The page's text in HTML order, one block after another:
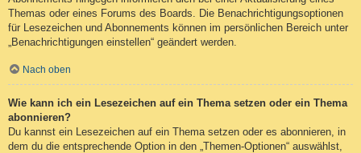
Themas oder eines Forums des Boards. Die Benachrichtigungsoptionen
für Lesezeichen und Abonnements können im persönlichen Bereich unter
„Benachrichtigungen einstellen“ geändert werden.
Nach oben
Wie kann ich ein Lesezeichen auf ein Thema setzen oder ein Thema
abonnieren?
Du kannst ein Lesezeichen auf ein Thema setzen oder es abonnieren, in
dem du die entsprechende Option in den „Themen-Optionen“ auswählst,